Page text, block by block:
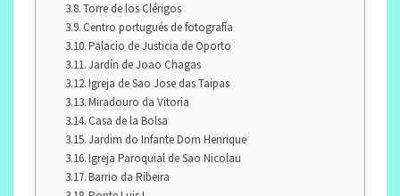
Torre de los Clérigos
Centro portugués de fotografía
Palacio de Justicia de Oporto
Jardín de Joao Chagas
Igreja de Sao Jose das Taipas
Miradouro da Vitoria
Casa de la Bolsa
Jardim do Infante Dom Henrique
Igreja Paroquial de Sao Nicolau
Barrio da Ribeira